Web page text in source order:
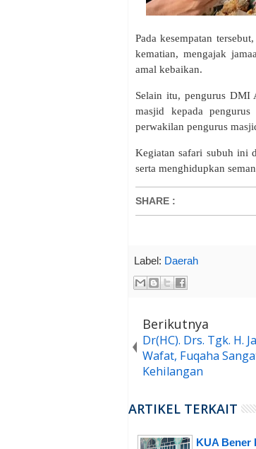
Pada kesempatan
kematian, mengajak
amal kebaikan.
Selain itu, pengurus DMI
masjid kepada
perwakilan pengurus
Kegiatan safari subuh ini
serta menghidupkan
SHARE :
Label: Daerah
Berikutnya
Dr(HC). Drs. Tgk. H.
Wafat, Fuqaha
Kehilangan
ARTIKEL TERKAIT
KUA Bener